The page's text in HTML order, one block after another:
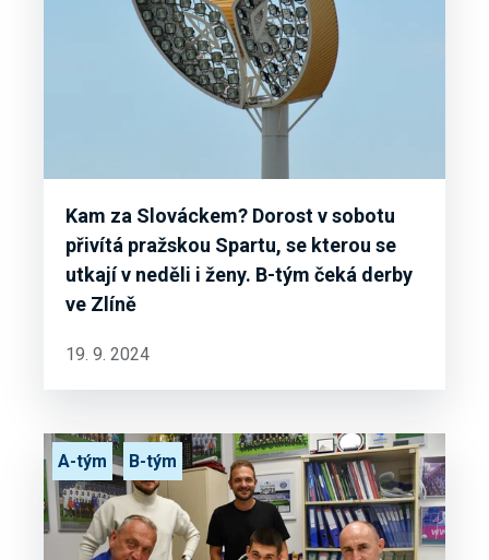
Kam za Slováckem? Dorost v sobotu
přivítá pražskou Spartu, se kterou se
utkají v neděli i ženy. B-tým čeká derby
ve Zlíně
19. 9. 2024
A-tým B-tým